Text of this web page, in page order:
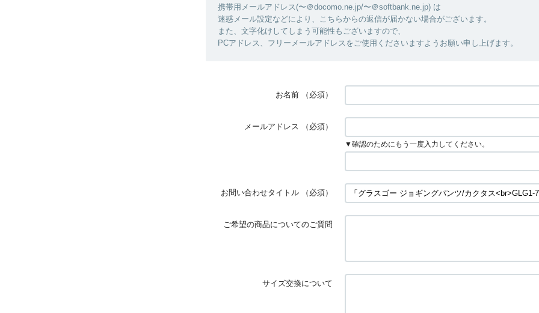
携帯用メールアドレス(〜＠docomo.ne.jp/〜＠softbank.ne.jp) は
迷惑メール設定などにより、こちらからの返信が届かない場合がございます。
また、文字化けしてしまう可能性もございますので、
PCアドレス、フリーメールアドレスをご使用くださいますようお願い申し上げます。
お名前 （必須）
メールアドレス （必須）
▼確認のためにもう一度入力してください。
お問い合わせタイトル （必須）
ご希望の商品についてのご質問
サイズ交換について